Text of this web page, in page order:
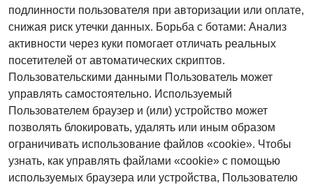
подлинности пользователя при авторизации или оплате,
снижая риск утечки данных. Борьба с ботами: Анализ
активности через куки помогает отличать реальных
посетителей от автоматических скриптов.
Пользовательскими данными Пользователь может
управлять самостоятельно. Используемый
Пользователем браузер и (или) устройство может
позволять блокировать, удалять или иным образом
ограничивать использование файлов «cookie». Чтобы
узнать, как управлять файлами «cookie» с помощью
используемых браузера или устройства, Пользователю